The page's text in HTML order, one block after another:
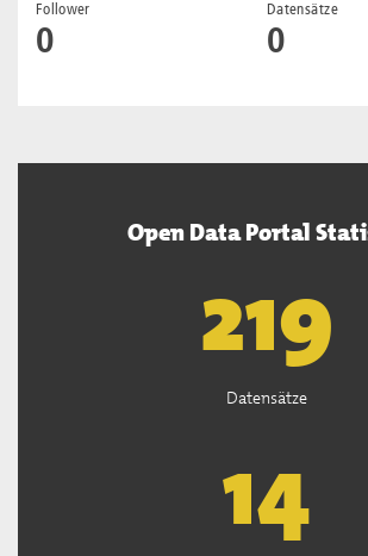
Follower
0
Datensätze
0
Open Data Portal
221
Datensätze
15